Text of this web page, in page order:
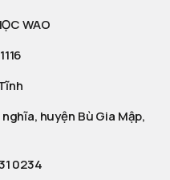
WAO
huyện Bù Gia Mập,
0234